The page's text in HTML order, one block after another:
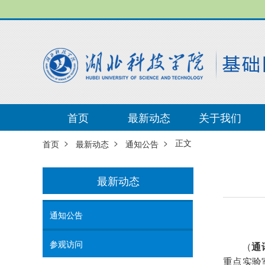
首页 最新动态 关于我们
首页 > 最新动态 > 通知公告 > 正文
最新动态
通知公告
参观访问 （通
重点实验